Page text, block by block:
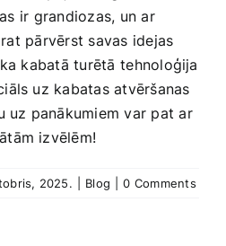
⁢ir grandiozas, un ar
⁤pārvērst savas idejas
kabatā turētā⁣ tehnoloģija
uz kabatas atvēršanas
uz panākumiem var pat ar
izvēlēm!
2025. Blog 0 Comments